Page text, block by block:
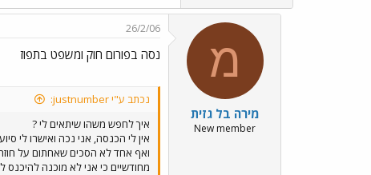
מ
מירה בל גזית
New member
26/2/06
נסה בפורום חוק ומשפט בתפוז
נכתב ע"י justnumber:
איך לחפש משהו שיתאים לי ?
אין לי הכנסה, אני נכה ואישרו לי
ואף אחד לא הסכים שאחתום על חוזה
מחודשיים כי אני לא מוכנה